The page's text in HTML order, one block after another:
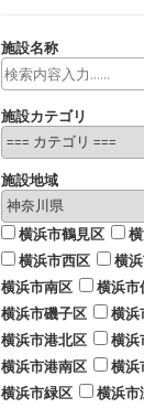
施設名称
施設カテゴリ
施設地域
横浜市鶴見区
横浜市西区
横
横浜市南区
横浜市
横浜市磯子区
横浜
横浜市港北区
横浜
横浜市港南区
横浜
横浜市緑区
横浜市